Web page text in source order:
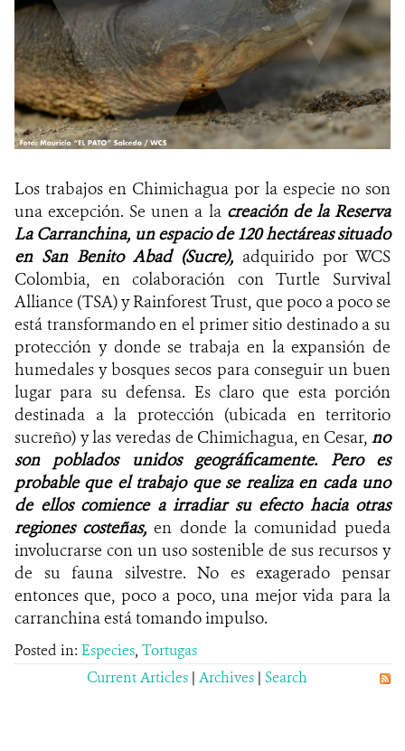
Los trabajos en Chimichagua por la especie no son
una excepción. Se unen a la creación de la Reserva
La Carranchina, un espacio de 120 hectáreas situado
en San Benito Abad (Sucre), adquirido por WCS
Colombia, en colaboración con Turtle Survival
Alliance (TSA) y Rainforest Trust, que poco a poco se
está transformando en el primer sitio destinado a su
protección y donde se trabaja en la expansión de
humedales y bosques secos para conseguir un buen
lugar para su defensa. Es claro que esta porción
destinada a la protección (ubicada en territorio
sucreño) y las veredas de Chimichagua, en Cesar, no
son poblados unidos geográficamente. Pero es
probable que el trabajo que se realiza en cada uno
de ellos comience a irradiar su efecto hacia otras
regiones costeñas, en donde la comunidad pueda
involucrarse con un uso sostenible de sus recursos y
de su fauna silvestre. No es exagerado pensar
entonces que, poco a poco, una mejor vida para la
carranchina está tomando impulso.
Posted in: Especies, Tortugas
Current Articles | Archives | Search